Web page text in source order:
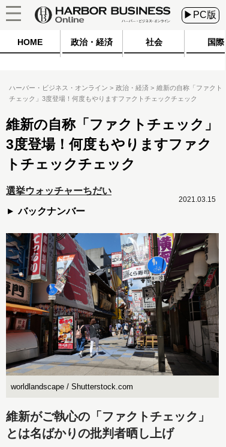
▶PC版
HOME 政治・経済 社会 国際
ハーバー・ビジネス・オンライン 政治・経済
維新の自称「ファクト
チェック」3度登場！何度もやりますファクトチェックチェック
維新の自称「ファクトチェック」
3度登場！何度もやりますファク
トチェックチェック
選挙ウォッチャーちだい
バックナンバー
2021.03.15
worldlandscape / Shutterstock.com
維新がご執心の「ファクトチェック」
とは名ばかりの批判者晒し上げ